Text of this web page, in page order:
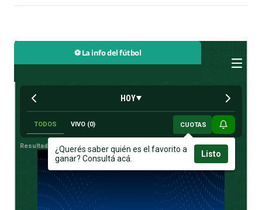
⚽ La info del fútbol